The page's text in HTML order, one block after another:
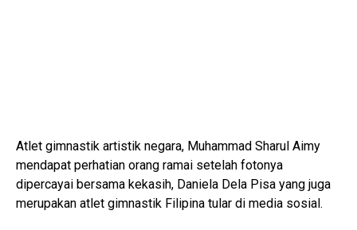
Atlet gimnastik artistik negara, Muhammad Sharul Aimy
mendapat perhatian orang ramai setelah fotonya
dipercayai bersama kekasih, Daniela Dela Pisa yang juga
merupakan atlet gimnastik Filipina tular di media sosial.